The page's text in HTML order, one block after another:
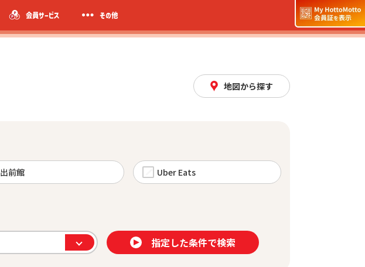
会員サービス その他
地図から探す
出前館 Uber Eats
指定した条件で検索